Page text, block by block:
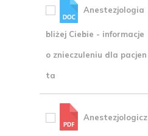
Anestezjologia
bliżej Ciebie - informacje
o znieczuleniu dla pacjen
ta
Anestezjologicz